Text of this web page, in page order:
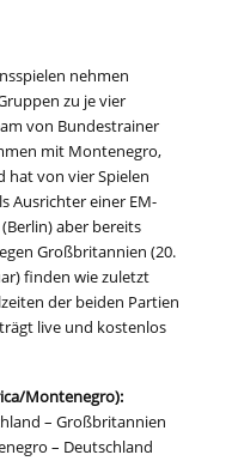
nehmen
zu je vier
von Bundestrainer
mit Montenegro,
hat von vier Spielen
Ausrichter einer EM-
aber bereits
Großbritannien (20.
finden wie zuletzt
der beiden Partien
live und kostenlos
Montenegro):
– Großbritannien
– Deutschland